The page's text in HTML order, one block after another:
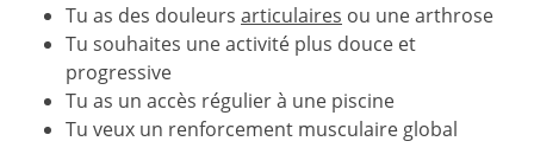
Tu as des douleurs articulaires ou une arthrose
Tu souhaites une activité plus douce et
progressive
Tu as un accès régulier à une piscine
Tu veux un renforcement musculaire global